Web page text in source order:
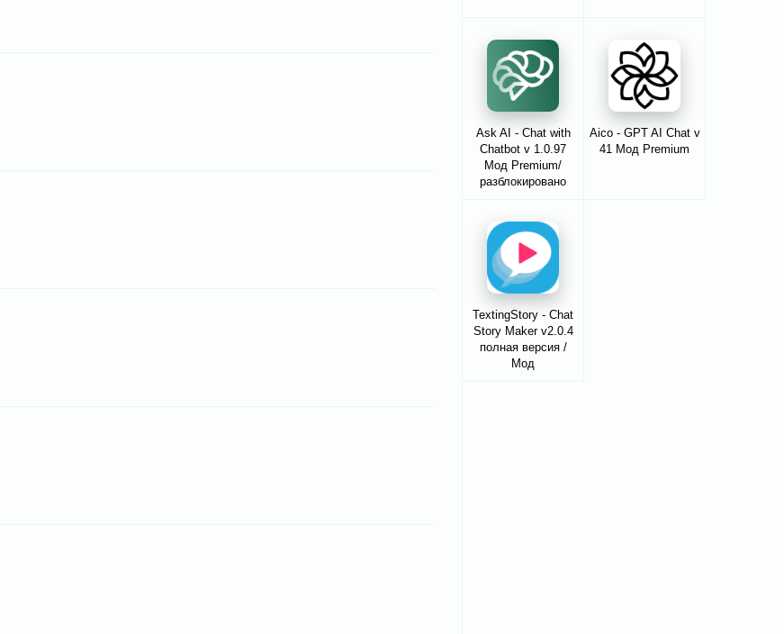
Ask AI - Chat with
Chatbot v 1.0.97
Мод Premium/
разблокировано
Aico - GPT AI Chat v
41 Мод Premium
TextingStory - Chat
Story Maker v2.0.4
полная версия /
Мод